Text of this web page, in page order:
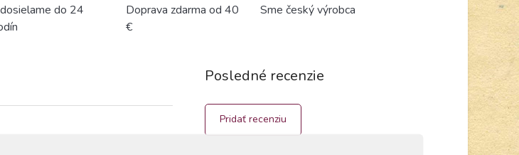
do 24
Doprava zdarma od 40
€
Sme český výrobca
Posledné recenzie
Pridať recenziu